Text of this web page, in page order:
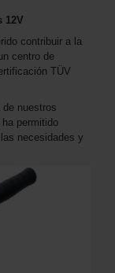
12V
contribuir a la
centro de
TÜV
nuestros
permitido
necesidades y